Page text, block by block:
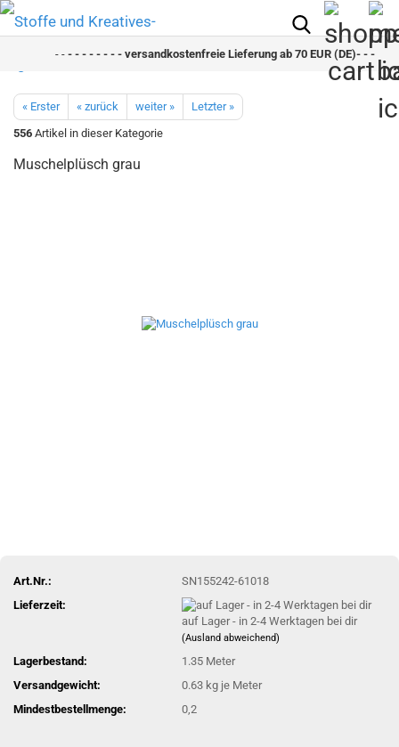
- -- - - - - - - - versandkostenfreie Lieferung ab 70 EUR (DE)- - - - - -
« Erster « zurück weiter »
Letzter »
556 Artikel in dieser Kategorie
Muschelplüsch grau
Art.Nr.:
SN155242-61018
Lieferzeit:
auf Lager - in 2-4 Werktagen bei dir
(Ausland abweichend)
Lagerbestand: 1.35 Meter
Versandgewicht:
0.63 kg je Meter
Mindestbestellmenge:
0,2